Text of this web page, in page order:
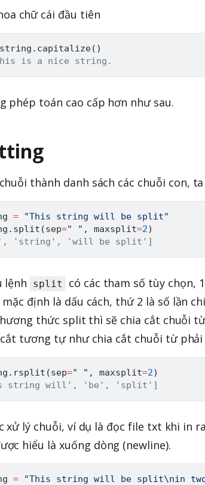
chữ cái đầu tiên
. capitalize( )
is a nice string.
phép toán cao cấp hơn như sau.
thành danh sách các chuỗi con,
=
"This string will be split"
. split (sep=" " , maxsplit=2)
'string', 'will be split']
lệnh split
có các tham số tùy chọn,
định là dấu cách, thứ 2 là số lần
thức split thì sẽ chia cắt chuỗi
tương tự như chia cắt chuỗi từ
. rsplit (sep=" " , maxsplit=2)
string will', 'be', 'split']
xử lý chuỗi, ví dụ là đọc file txt khi in
hiểu là xuống dòng (newline).
=
"This string will be split\nin